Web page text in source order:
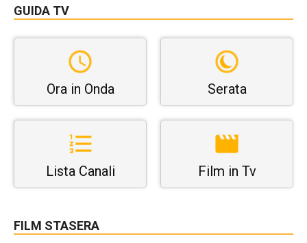
GUIDA TV
Ora in Onda Serata
Lista Canali Film in Tv
FILM STASERA